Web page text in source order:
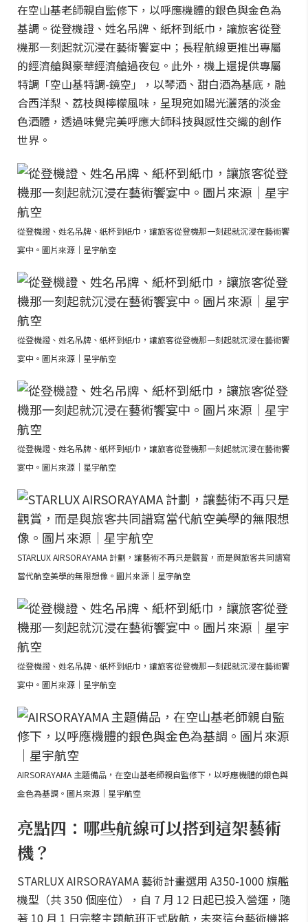
在空山基老師親自監修下，以呼應機體的銀色與金色為
基調。從登機證、姓名吊牌、紙杯到紙巾，讓旅客從登
機那一刻起就沉浸在藝術饗宴中；長程航線更推出專屬
的經濟艙與豪華經濟艙過夜包。此外，機上還提供專屬
特調「空山基特調-鏡空」，以琴酒、甜白酒為基底，融
合西洋梨、荔枝與檸檬風味，呈現宛如陽光灑落的淡金
色酒體，透過味覺完美呼應大師科技與感性交織的創作
世界。
從登機證、姓名吊牌、紙杯到紙巾，讓旅客從登機那一刻起就沉浸在藝術饗
宴中。圖片來源｜星宇航空
從登機證、姓名吊牌、紙杯到紙巾，讓旅客從登機那一刻起就沉浸在藝術饗
宴中。圖片來源｜星宇航空
從登機證、姓名吊牌、紙杯到紙巾，讓旅客從登機那一刻起就沉浸在藝術饗
宴中。圖片來源｜星宇航空
STARLUX AIRSORAYAMA 計劃，讓藝術不再只是觀賞，而是與旅客共同譜寫
當代航空美學的無限想像。圖片來源｜星宇航空
從登機證、姓名吊牌、紙杯到紙巾，讓旅客從登機那一刻起就沉浸在藝術饗
宴中。圖片來源｜星宇航空
AIRSORAYAMA 主題備品，在空山基老師親自監修下，以呼應機體的銀色與
金色為基調。圖片來源｜星宇航空
亮點四：哪些航線可以搭到這架藝術
機？
STARLUX AIRSORAYAMA 藝術計畫選用 A350-1000 旗艦
機型（共 350 個座位），自 7 月 12 日起已投入營運，隨
著 10 月 1 日完整主題航班正式啟航，未來這台藝術機將